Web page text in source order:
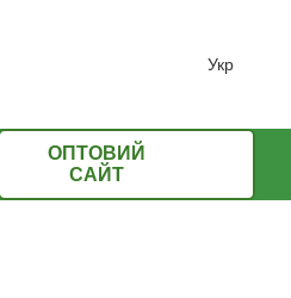
Укр
ОПТОВИЙ
САЙТ